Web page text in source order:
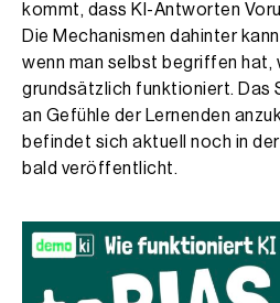
kommt, dass KI-Antworten
Die Mechanismen dahinter
wenn man selbst begriffen hat,
grundsätzlich funktioniert. Das
an Gefühle der Lernenden
befindet sich aktuell noch in
bald veröffentlicht.